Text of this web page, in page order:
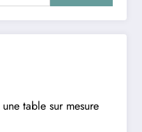
table sur mesure